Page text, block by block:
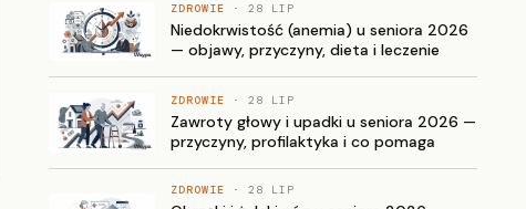
ZDROWIE · 28 LIP
Niedokrwistość (anemia) u seniora 2026
— objawy, przyczyny, dieta i leczenie
ZDROWIE · 28 LIP
Zawroty głowy i upadki u seniora 2026 —
przyczyny, profilaktyka i co pomaga
ZDROWIE · 28 LIP